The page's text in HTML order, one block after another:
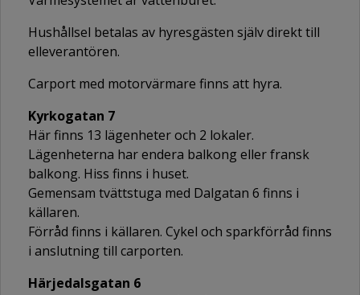
Hushållsel betalas av hyresgästen själv direkt till
elleverantören.
Carport med motorvärmare finns att hyra.
Kyrkogatan 7
Här finns 13 lägenheter och 2 lokaler.
Lägenheterna har endera balkong eller fransk
balkong. Hiss finns i huset.
Gemensam tvättstuga med Dalgatan 6 finns i
källaren.
Förråd finns i källaren. Cykel och sparkförråd finns
i anslutning till carporten.
Härjedalsgatan 6